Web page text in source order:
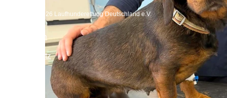
Copyright 2026 Laufhunderettung Deutschland e.V.
Impressum
Datenschutz